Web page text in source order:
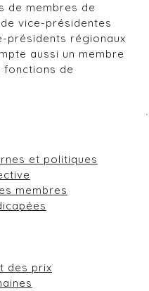
de membres de
vice-présidentes
présidents régionaux
aussi un membre
fonctions de
et politiques
membres
des prix